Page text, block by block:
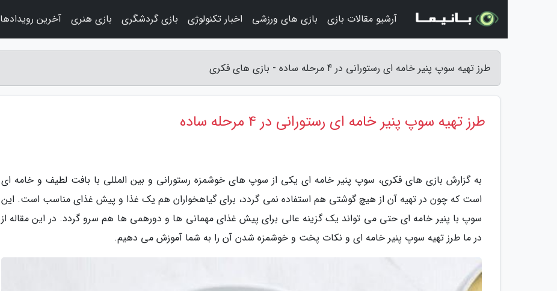
طرز تهیه سوپ پنیر خامه ای رستورانی در 4 مرحله ساده - بازی های فکری
طرز تهیه سوپ پنیر خامه ای رستورانی در 4 مرحله ساده
به گزارش بازی های فکری، سوپ پنیر خامه ای یکی از سوپ های خوشمزه رستورانی و بین المللی با بافت لطیف و خامه ای
است که چون در تهیه آن از هیچ گوشتی هم استفاده نمی گردد، برای گیاهخواران هم یک غذا و پیش غذای مناسب است. این
سوپ با پنیر خامه ای حتی می تواند یک گزینه عالی برای پیش غذای مهمانی ها و دورهمی ها هم سرو گردد. در این مقاله از
در ما طرز تهیه سوپ پنیر خامه ای و نکات پخت و خوشمزه شدن آن را به شما آموزش می دهیم.
آرشیو مقالات بازی بازی های ورزشی اخبار تکنولوژی بازی گردشگری بازی هنری آخرین رویدادها